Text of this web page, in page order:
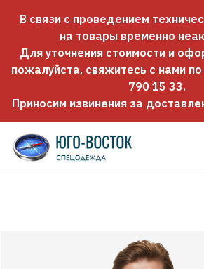
В связи с проведением
на товары временно
Для уточнения стоимости и
пожалуйста, свяжитесь с нами
790 15 33.
Приносим извинения за